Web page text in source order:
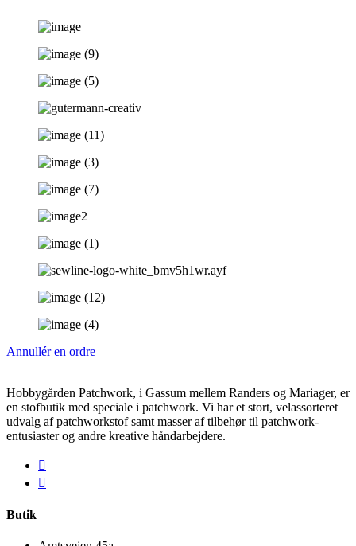
Annullér en ordre
Hobbygården Patchwork, i Gassum mellem Randers og Mariager, er
en stofbutik med speciale i patchwork. Vi har et stort, velassorteret
udvalg af patchworkstof samt masser af tilbehør til patchwork-
entusiaster og andre kreative håndarbejdere.
Butik